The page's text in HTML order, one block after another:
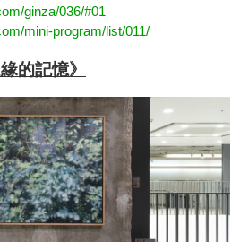
ginza/036/#01
mini-program/list/011/
的記憶》